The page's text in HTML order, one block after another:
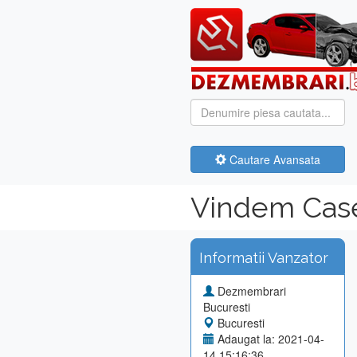
Cautare Avansata
Vindem
Informatii Vanzator
Dezmembrari
Bucuresti
Bucuresti
Adaugat la: 2021-04-